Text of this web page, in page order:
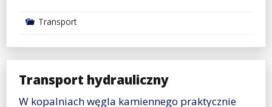
Transport
Transport hydrauliczny
W kopalniach węgla kamiennego praktycznie